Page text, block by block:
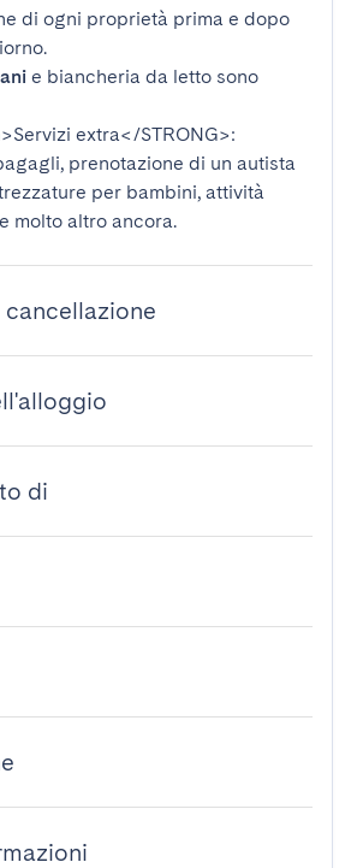
di ogni proprietà prima e dopo
e biancheria da letto sono
extra</STRONG>:
prenotazione di un autista
per bambini, attività
molto altro ancora.
di